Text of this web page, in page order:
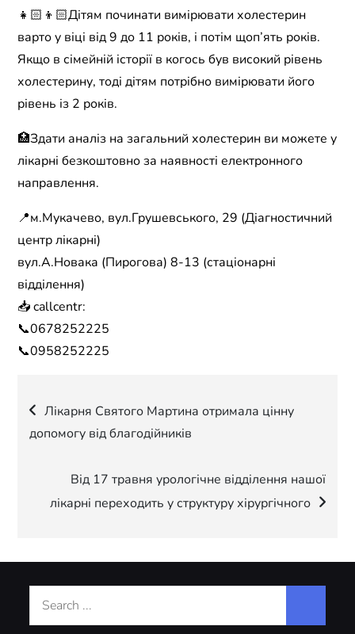
👧🏻👦🏻Дітям починати вимірювати холестерин
варто у віці від 9 до 11 років, і потім щоп’ять років.
Якщо в сімейній історії в когось був високий рівень
холестерину, тоді дітям потрібно вимірювати його
рівень із 2 років.
🏥Здати аналіз на загальний холестерин ви можете у
лікарні безкоштовно за наявності електронного
направлення.
📍м.Мукачево, вул.Грушевського, 29 (Діагностичний
центр лікарні)
вул.А.Новака (Пирогова) 8-13 (стаціонарні
відділення)
📥 callcentr:
📞0678252225
📞0958252225
Навігація
записів
Лікарня Святого Мартина отримала цінну
допомогу від благодійників
Від 17 травня урологічне відділення нашої
лікарні переходить у структуру хірургічного
Search